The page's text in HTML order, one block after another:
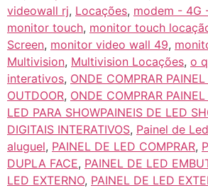
videowall rj, Locações, modem - 4G
monitor touch, monitor touch
Screen, monitor video wall 49,
Multivision, Multivision Locações, o
interativos, ONDE COMPRAR
OUTDOOR, ONDE COMPRAR
LED PARA SHOWPAINEIS DE LED
DIGITAIS INTERATIVOS, Painel de Led
aluguel, PAINEL DE LED COMPRAR,
DUPLA FACE, PAINEL DE LED
LED EXTERNO, PAINEL DE LED